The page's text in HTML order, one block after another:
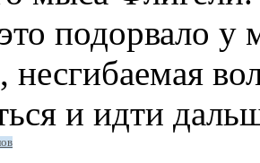
подорвало у
несгибаемая
и идти